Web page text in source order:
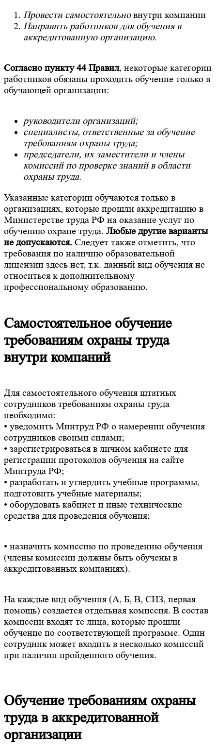
Провести самостоятельновнутри компании
Направить работников для обучения в
аккредитованную организацию.
Согласно пункту 44 Правил, некоторые категории
работников обязаны проходить обучение только в
обучающей организации:
руководители организаций;
специалисты, ответственные за обучение
требованиям охраны труда;
председатели, их заместители и члены
комиссий по проверке знаний в области
охраны труда.
Указанные категории обучаются только в
организациях, которые прошли аккредитацию в
Министерстве труда РФ на оказание услуг по
обучению охране труда. Любые другие варианты
не допускаются. Следует также отметить, что
требования по наличию образовательной
лицензии здесь нет, т.к. данный вид обучения не
относиться к дополнительному
профессиональному образованию.
Самостоятельное обучение
требованиям охраны труда
внутри компаний
Для самостоятельного обучения штатных
сотрудников требованиям охраны труда
необходимо:
• уведомить Минтруд РФ о намерении обучения
сотрудников своими силами;
• зарегистрироваться в личном кабинете для
регистрации протоколов обучения на сайте
Минтруда РФ;
• разработать и утвердить учебные программы,
подготовить учебные материалы;
• оборудовать кабинет и иные технические
средства для проведения обучения;
• назначить комиссию по проведению обучения
(члены комиссии должны быть обучены в
аккредитованных компаниях).
На каждые вид обучения (А, Б, В, СИЗ, первая
помощь) создается отдельная комиссия. В состав
комиссии входят те лица, которые прошли
обучение по соответствующей программе. Один
сотрудник может входить в несколько комиссий
при наличии пройденного обучения.
Обучение требованиям охраны
труда в аккредитованной
организации